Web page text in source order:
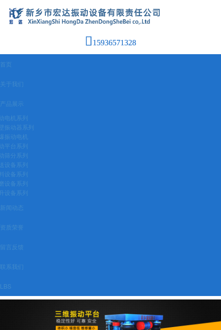
15936571328
首页
关于我们
产品展示
电机系列
振动器系列
振动电机
平台系列
筛分系列
设备系列
设备系列
设备系列
设备系列
新闻动态
资质荣誉
留言反馈
联系我们
LBS